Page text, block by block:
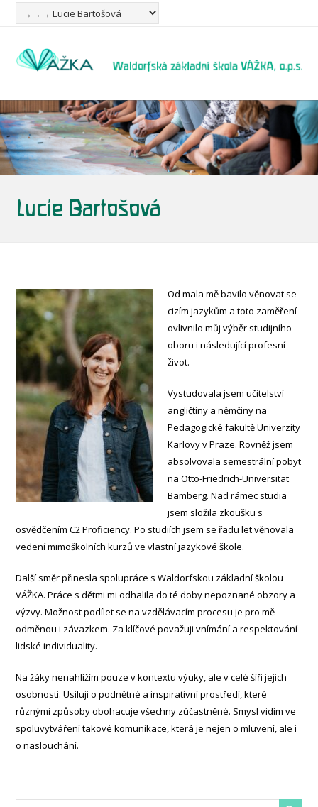
Lucie Bartošová
Od mala mě bavilo věnovat se
cizím jazykům a toto zaměření
ovlivnilo můj výběr studijního
oboru i následující profesní
život.
Vystudovala jsem učitelství
angličtiny a němčiny na
Pedagogické fakultě Univerzity
Karlovy v Praze. Rovněž jsem
absolvovala semestrální pobyt
na Otto-Friedrich-Universität
Bamberg. Nad rámec studia
jsem složila zkoušku s
osvědčením C2 Proficiency. Po studiích jsem se řadu let věnovala
vedení mimoškolních kurzů ve vlastní jazykové škole.
Další směr přinesla spolupráce s Waldorfskou základní školou
VÁŽKA. Práce s dětmi mi odhalila do té doby nepoznané obzory a
výzvy. Možnost podílet se na vzdělávacím procesu je pro mě
odměnou i závazkem. Za klíčové považuji vnímání a respektování
lidské individuality.
Na žáky nenahlížím pouze v kontextu výuky, ale v celé šíři jejich
osobnosti. Usiluji o podnětné a inspirativní prostředí, které
různými způsoby obohacuje všechny zúčastněné. Smysl vidím ve
spoluvytváření takové komunikace, která je nejen o mluvení, ale i
o naslouchání.